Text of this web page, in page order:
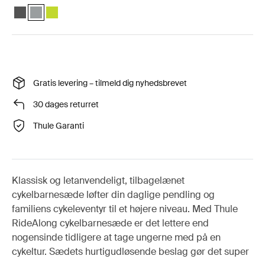
Thule RideAlong 2 Dark Gray
Thule RideAlong 2 Light Gray (selected)
Thule RideAlong 2 Zen Lime
Gratis levering – tilmeld dig nyhedsbrevet
30 dages returret
Thule Garanti
Klassisk og letanvendeligt, tilbagelænet
cykelbarnesæde løfter din daglige pendling og
familiens cykeleventyr til et højere niveau. Med Thule
RideAlong cykelbarnesæde er det lettere end
nogensinde tidligere at tage ungerne med på en
cykeltur. Sædets hurtigudløsende beslag gør det super